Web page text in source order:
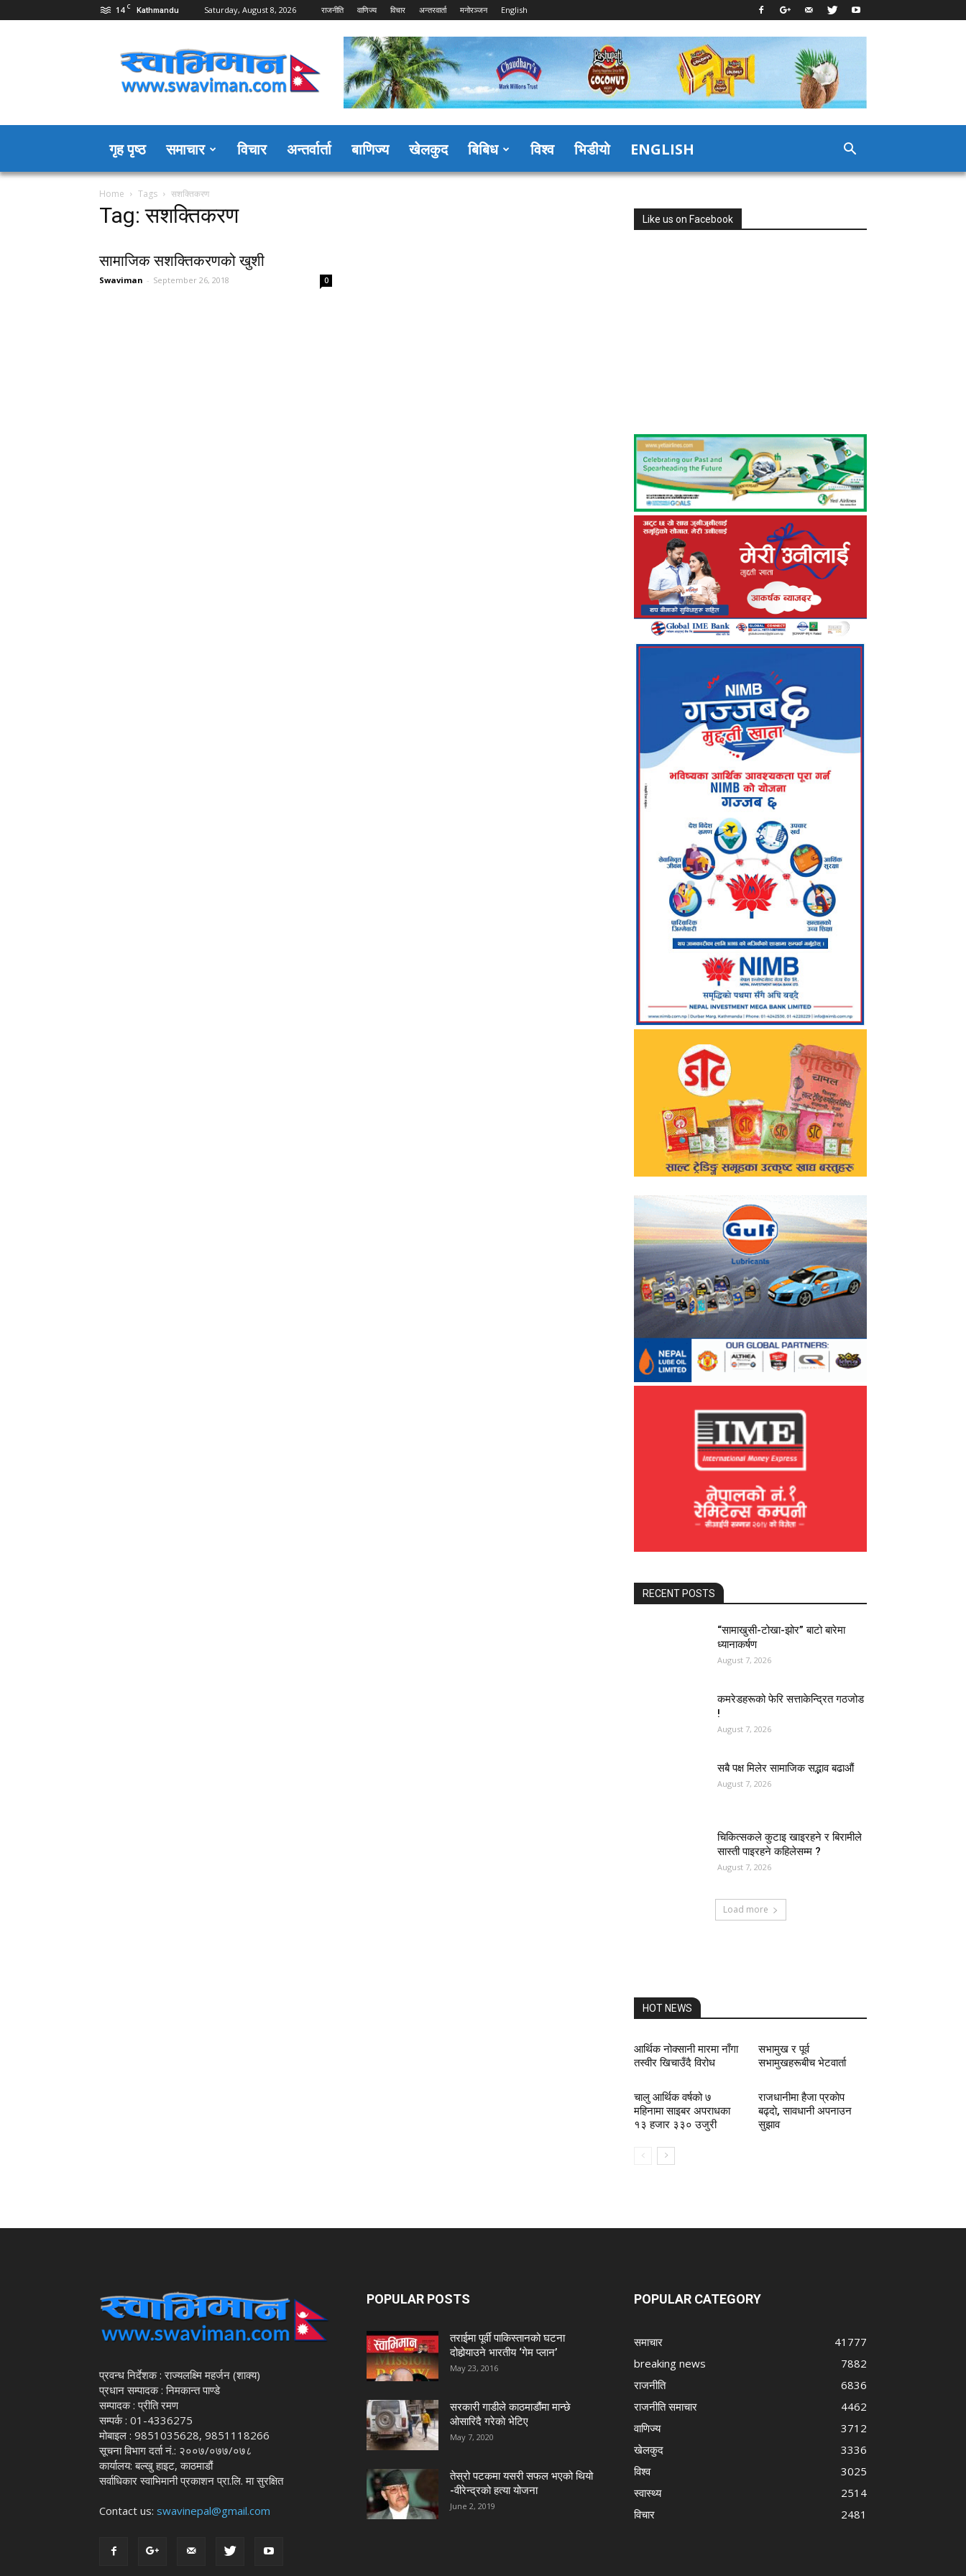
14 C Kathmandu Saturday, August 8, 2026 राजनीति वाणिज्य विचार अन्तरवार्ता मनोरञ्जन English
Swaviman
Nepal
गृह पृष्ठ समाचार विचार अन्तर्वार्ता बाणिज्य खेलकुद बिबिध विश्व भिडीयो ENGLISH
Home Tags सशक्तिकरण
Tag: सशक्तिकरण
सामाजिक सशक्तिकरणको खुशी
Swaviman - September 26, 2018 0
Like us on Facebook
RECENT POSTS
“सामाखुसी-टोखा-झोर” बाटो बारेमा
ध्यानाकर्षण
August 7, 2026
कमरेडहरूको फेरि सत्ताकेन्द्रित गठजोड
!
August 7, 2026
सबै पक्ष मिलेर सामाजिक सद्भाव बढाऔं
August 7, 2026
चिकित्सकले कुटाइ खाइरहने र बिरामीले
सास्ती पाइरहने कहिलेसम्म ?
August 7, 2026
Load more
HOT NEWS
आर्थिक नोक्सानी मारमा नाँगा
तस्वीर खिचाउँदै विरोध
सभामुख र पूर्व
सभामुखहरूबीच भेटवार्ता
चालु आर्थिक वर्षको ७
महिनामा साइबर अपराधका
१३ हजार ३३० उजुरी
राजधानीमा हैजा प्रकाेप
बढ्दाे, सावधानी अपनाउन
सुझाव
प्रवन्ध निर्देशक : राज्यलक्ष्मि महर्जन (शाक्य)
प्रधान सम्पादक : निमकान्त पाण्डे
सम्पादक : प्रीति रमण
सम्पर्क : 01-4336275
मोबाइल : 9851035628, 9851118266
सूचना विभाग दर्ता नं.: २००७/०७७/०७८
कार्यालय: बल्खु हाइट, काठमाडौं
सर्वाधिकार स्वाभिमानी प्रकाशन प्रा.लि. मा सुरक्षित
Contact us: swavinepal@gmail.com
POPULAR POSTS
तराईमा पूर्वी पाकिस्तानको घटना
दोहोर्‍याउने भारतीय ‘गेम प्लान’
May 23, 2016
सरकारी गाडीले काठमाडौंमा मान्छे
ओसारिदै गरेकाे भेटिए
May 7, 2020
तेस्रो पटकमा यसरी सफल भएको थियो
-वीरेन्द्रको हत्या योजना
June 2, 2019
POPULAR CATEGORY
समाचार
41777
breaking news
7882
राजनीति
6836
राजनीति समाचार
4462
वाणिज्य
3712
खेलकुद
3336
विश्व
3025
स्वास्थ्य
2514
विचार
2481